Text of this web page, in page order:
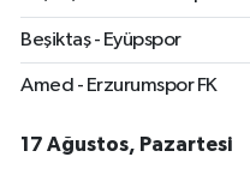
Beşiktaş - Eyüpspor
Amed - Erzurumspor FK
17 Ağustos, Pazartesi